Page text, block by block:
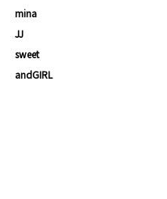
mina
JJ
sweet
andGIRL